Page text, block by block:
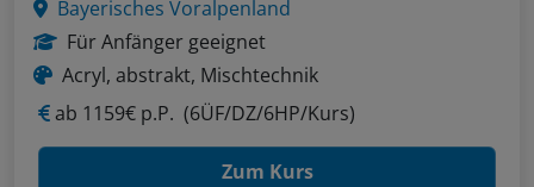
Bayerisches Voralpenland
Für Anfänger geeignet
Acryl, abstrakt, Mischtechnik
ab 1159€ p.P. (6ÜF/DZ/6HP/Kurs)
Zum Kurs